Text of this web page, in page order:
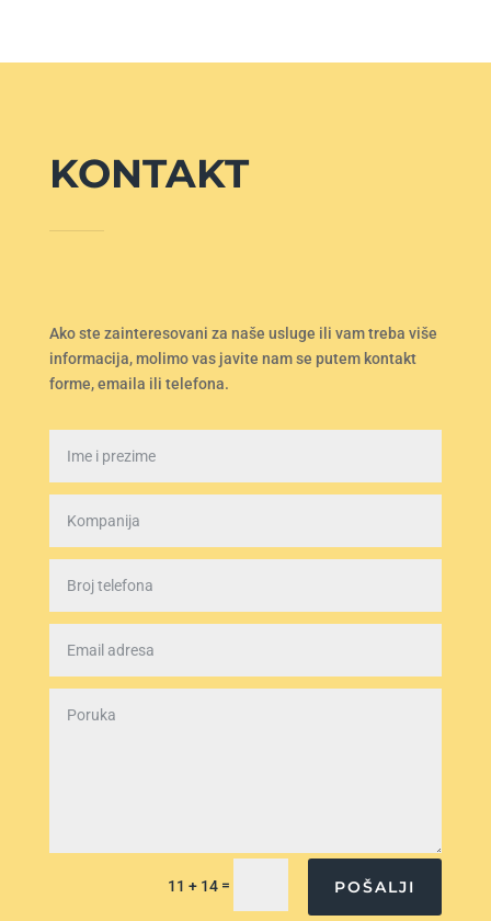
KONTAKT
Ako ste zainteresovani za naše usluge ili vam treba više
informacija, molimo vas javite nam se putem kontakt
forme, emaila ili telefona.
11 + 14 = POŠALJI